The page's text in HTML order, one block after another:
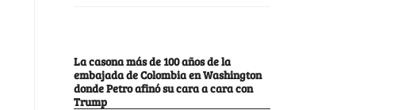
La casona más de 100 años de la
embajada de Colombia en Washington
donde Petro afinó su cara a cara con
Trump